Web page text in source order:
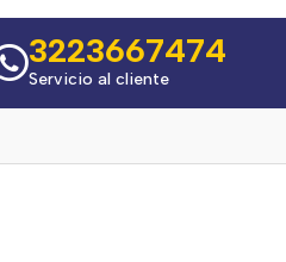
3223667474
Servicio al cliente